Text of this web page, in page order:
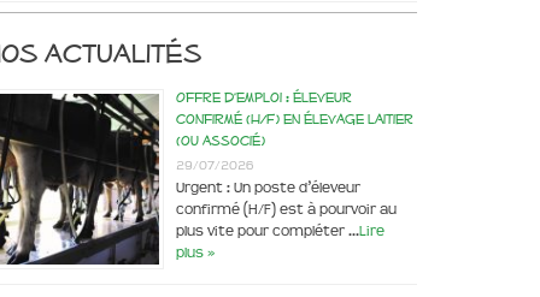
actualités
Offre d’emploi : éleveur
confirmé (H/F) en élevage laitier
(ou associé)
29/07/2026
Urgent : Un poste d’éleveur
confirmé (H/F) est à pourvoir au
plus vite pour compléter …Lire
plus »